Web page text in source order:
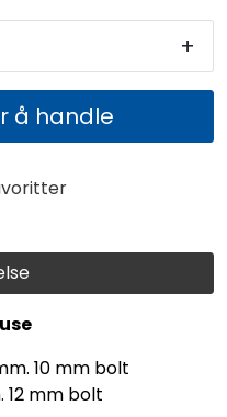
10 mm bolt
12 mm bolt
+
å handle